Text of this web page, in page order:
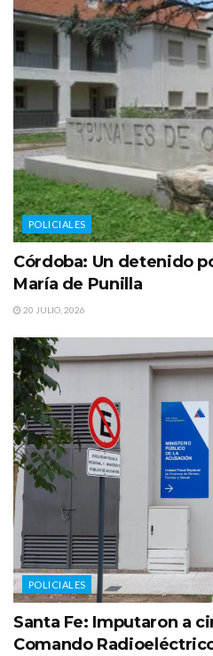
POLICIALES
Córdoba: Un detenido
María de Punilla
20 JULIO, 2026
POLICIALES
Santa Fe: Imputaron a
Comando